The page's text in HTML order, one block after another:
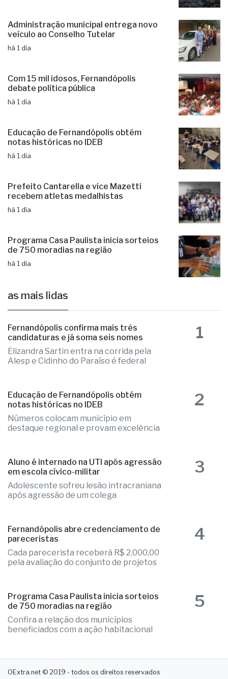
Administração municipal entrega novo
veículo ao Conselho Tutelar
há 1 dia
Com 15 mil idosos, Fernandópolis
debate política pública
há 1 dia
Educação de Fernandópolis obtém
notas históricas no IDEB
há 1 dia
Prefeito Cantarella e vice Mazetti
recebem atletas medalhistas
há 1 dia
Programa Casa Paulista inicia sorteios
de 750 moradias na região
há 1 dia
as mais lidas
Fernandópolis confirma mais três
candidaturas e já soma seis nomes
Elizandra Sartin entra na corrida pela
Alesp e Cidinho do Paraíso é federal
1
Educação de Fernandópolis obtém
notas históricas no IDEB
Números colocam município em
destaque regional e provam excelência
2
Aluno é internado na UTI após agressão
em escola cívico-militar
Adolescente sofreu lesão intracraniana
após agressão de um colega
3
Fernandópolis abre credenciamento de
pareceristas
Cada parecerista receberá R$ 2.000,00
pela avaliação do conjunto de projetos
4
Programa Casa Paulista inicia sorteios
de 750 moradias na região
Confira a relação dos municípios
beneficiados com a ação habitacional
5
OExtra.net © 2019 - todos os direitos reservados